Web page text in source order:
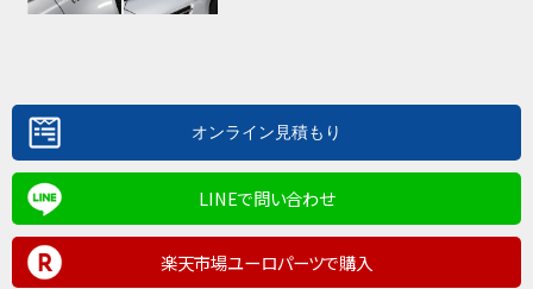
LINEで問い合わせ
楽天市場ユーロパーツで購入